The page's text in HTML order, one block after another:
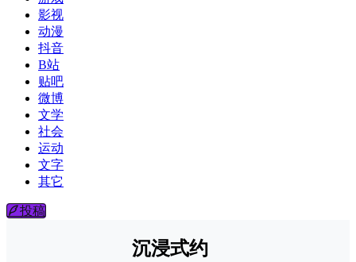
影视
动漫
抖音
B站
贴吧
微博
文学
社会
运动
文字
其它
投稿
沉浸式约